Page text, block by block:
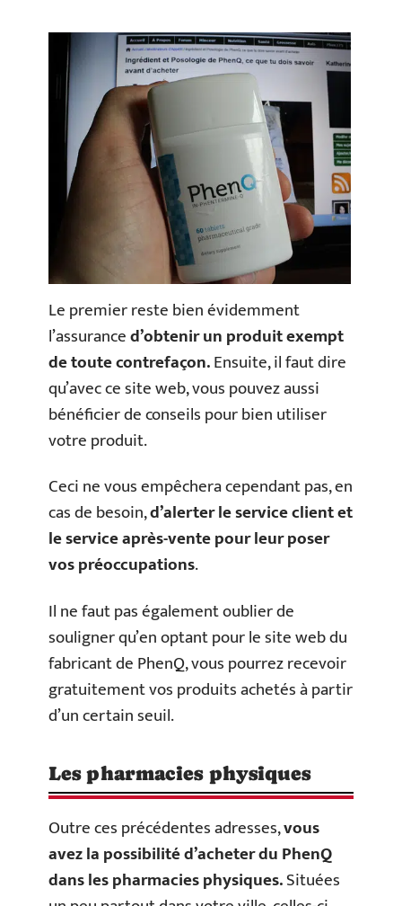
Le premier reste bien évidemment
l’assuranced’obtenir un produit exempt
de toute contrefaçon.Ensuite, il faut dire
qu’avec ce site web, vous pouvez aussi
bénéficier de conseils pour bien utiliser
votre produit.
Ceci ne vous empêchera cependant pas, en
cas de besoin,d’alerter le service client et
le service après-vente pour leur poser
vos préoccupations.
Il ne faut pas également oublier de
souligner qu’en optant pour le site web du
fabricant de PhenQ, vous pourrez recevoir
gratuitement vos produits achetés à partir
d’un certain seuil.
Les pharmacies physiques
Outre ces précédentes adresses,vous
avez la possibilité d’acheter du PhenQ
dans les pharmacies physiques.Situées